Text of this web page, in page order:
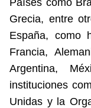
Grecia, entre
España, como
Francia,
Argentina,
instituciones
Unidas y la